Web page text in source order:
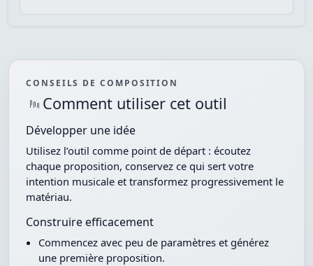
CONSEILS DE COMPOSITION
Comment utiliser cet outil
Développer une idée
Utilisez l’outil comme point de départ : écoutez
chaque proposition, conservez ce qui sert votre
intention musicale et transformez progressivement le
matériau.
Construire efficacement
Commencez avec peu de paramètres et générez
une première proposition.